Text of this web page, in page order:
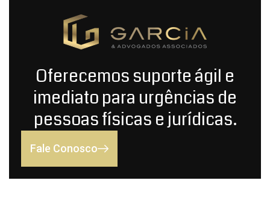
Oferecemos suporte ágil e
imediato para urgências de
pessoas físicas e jurídicas.
Fale Conosco